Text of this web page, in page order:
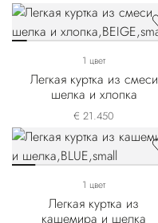
1 цвет
Легкая куртка из смеси
шелка и хлопка
€ 21.450
1 цвет
Легкая куртка из
кашемира и шелка